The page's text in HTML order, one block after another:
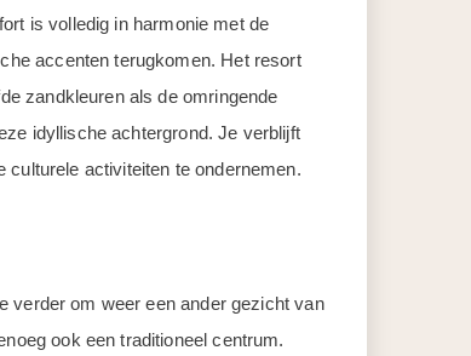
is volledig in harmonie met de
accenten terugkomen. Het resort
zandkleuren als de omringende
idyllische achtergrond. Je verblijft
culturele activiteiten te ondernemen.
verder om weer een ander gezicht van
ook een traditioneel centrum.